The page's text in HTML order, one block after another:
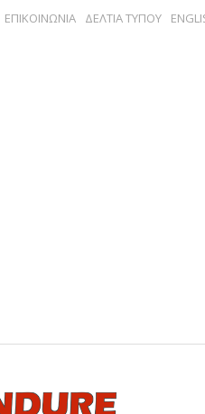
ΕΠΙΚΟΙΝΩΝΙΑ ΔΕΛΤΙΑ ΤΥΠΟΥ